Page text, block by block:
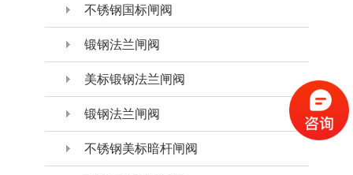
不锈钢国标闸阀
锻钢法兰闸阀
美标锻钢法兰闸阀
锻钢法兰闸阀
不锈钢美标暗杆闸阀